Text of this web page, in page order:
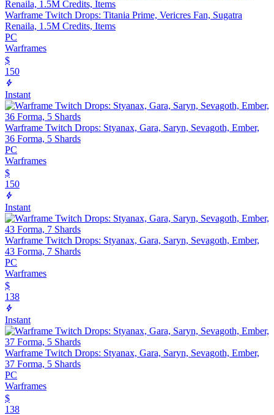
Warframe Twitch Drops: Titania Prime, Vericres Fan, Sugatra
Renaila, 1.5M Credits, Items
PC
Warframes
$
150
Instant
Warframe Twitch Drops: Styanax, Gara, Saryn, Sevagoth, Ember,
36 Forma, 5 Shards
PC
Warframes
$
150
Instant
Warframe Twitch Drops: Styanax, Gara, Saryn, Sevagoth, Ember,
43 Forma, 7 Shards
PC
Warframes
$
138
Instant
Warframe Twitch Drops: Styanax, Gara, Saryn, Sevagoth, Ember,
37 Forma, 5 Shards
PC
Warframes
$
138